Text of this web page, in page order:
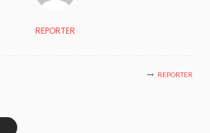
REPORTER
REPORTER